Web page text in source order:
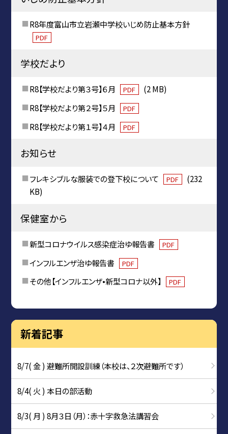
R8年度富山市立岩瀬中学校いじめ防止基本方針
PDF
学校だより
R8【学校だより第３号】６月 PDF
(2 MB)
R8【学校だより第２号】５月
PDF
R8【学校だより第１号】４月 PDF
お知らせ
フレキシブルな服装での登下校について PDF
(232
KB)
保健室から
新型コロナウイルス感染症治ゆ報告書 PDF
インフルエンザ治ゆ報告書 PDF
その他【インフルエンザ•新型コロナ以外】 PDF
新着記事
8/7( 金 ) 避難所開設訓練（本校は、２次避難所です）
8/4( 火 ) 本日の部活動
8/3( 月 ) 8月３日（月）：赤十字救急法講習会